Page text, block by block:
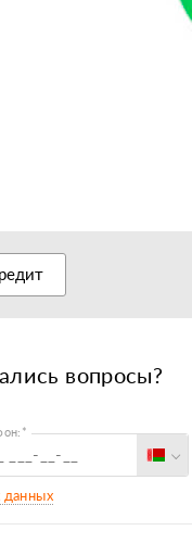
вопросы?
Беларусь